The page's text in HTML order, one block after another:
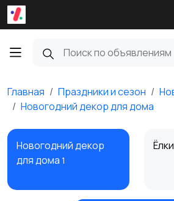
Главная Праздники и сезон
Новогодний декор для дома
Новогодний декор
для дома 1